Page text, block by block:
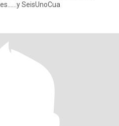
SeisUnoCua